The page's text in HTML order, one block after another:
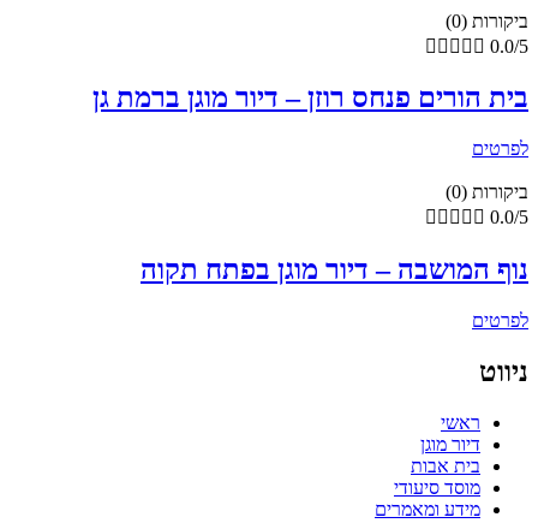
ביקורות (0)
     0.0/5
בית הורים פנחס רוזן – דיור מוגן ברמת גן
לפרטים
ביקורות (0)
     0.0/5
נוף המושבה – דיור מוגן בפתח תקוה
לפרטים
ניווט
ראשי
דיור מוגן
בית אבות
מוסד סיעודי
מידע ומאמרים